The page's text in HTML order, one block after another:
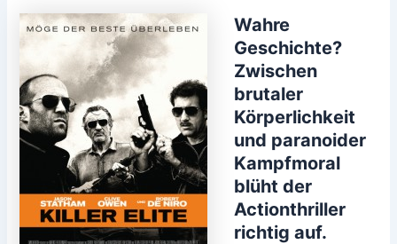
Wahre
Geschichte?
Zwischen
brutaler
Körperlichkeit
und paranoider
Kampfmoral
blüht der
Actionthriller
richtig auf.